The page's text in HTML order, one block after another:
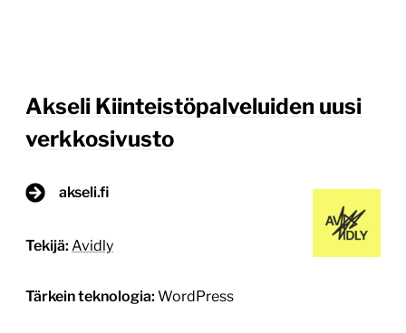
Akseli Kiinteistöpalveluiden uusi
verkkosivusto
akseli.fi
Tekijä: Avidly
Tärkein teknologia: WordPress